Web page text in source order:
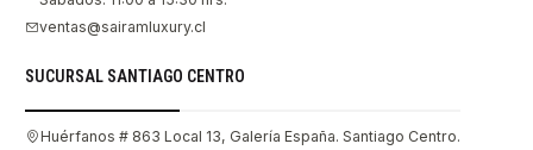
ventas@sairamluxury.cl
SUCURSAL SANTIAGO CENTRO
Huérfanos # 863 Local 13, Galería España. Santiago Centro.